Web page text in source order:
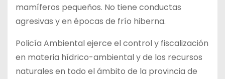
mamíferos pequeños. No tiene conductas
agresivas y en épocas de frío hiberna.
Policía Ambiental ejerce el control y fiscalización
en materia hídrico-ambiental y de los recursos
naturales en todo el ámbito de la provincia de